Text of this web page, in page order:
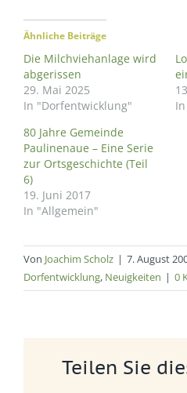
Ähnliche Beiträge
Die Milchviehanlage wird
abgerissen
29. Mai 2025
In "Dorfentwicklung"
80 Jahre Gemeinde
Paulinenaue – Eine Serie
zur Ortsgeschichte (Teil
6)
19. Juni 2017
In "Allgemein"
Von Joachim Scholz | 7. August
Dorfentwicklung, Neuigkeiten | 0
Teilen Sie